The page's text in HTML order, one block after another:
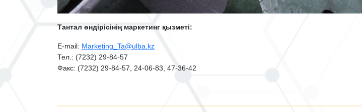
Тантал өндірісінің маркетинг қызметі:
E-mail: Marketing_Ta@ulba.kz
Тел.: (7232) 29-84-57
Факс: (7232) 29-84-57, 24-06-83, 47-36-42